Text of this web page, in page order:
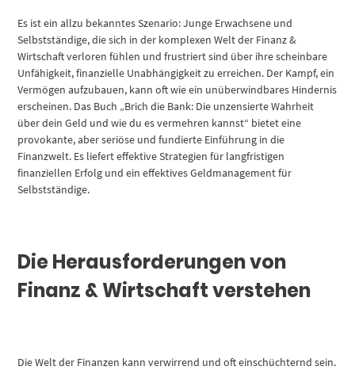
Es ist ein allzu bekanntes Szenario: Junge Erwachsene und
Selbstständige, die sich in der komplexen Welt der Finanz &
Wirtschaft verloren fühlen und frustriert sind über ihre scheinbare
Unfähigkeit, finanzielle Unabhängigkeit zu erreichen. Der Kampf, ein
Vermögen aufzubauen, kann oft wie ein unüberwindbares Hindernis
erscheinen. Das Buch „Brich die Bank: Die unzensierte Wahrheit
über dein Geld und wie du es vermehren kannst“ bietet eine
provokante, aber seriöse und fundierte Einführung in die
Finanzwelt. Es liefert effektive Strategien für langfristigen
finanziellen Erfolg und ein effektives Geldmanagement für
Selbstständige.
Die Herausforderungen von
Finanz & Wirtschaft verstehen
Die Welt der Finanzen kann verwirrend und oft einschüchternd sein.